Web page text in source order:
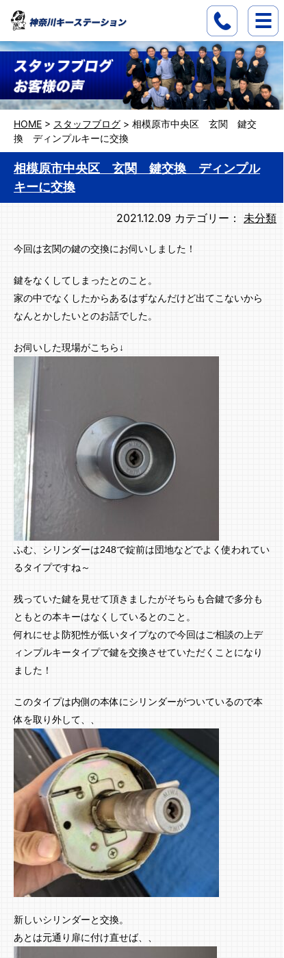
HOME > スタッフブログ > 相模原市中央区 玄関 鍵交
換 ディンプルキーに交換
相模原市中央区 玄関 鍵交換 ディンプル
キーに交換
2021.12.09 カテゴリー： 未分類
今回は玄関の鍵の交換にお伺いしました！
鍵をなくしてしまったとのこと。
家の中でなくしたからあるはずなんだけど出てこないから
なんとかしたいとのお話でした。
お伺いした現場がこちら↓
ふむ、シリンダーは248で錠前は団地などでよく使われてい
るタイプですね～
残っていた鍵を見せて頂きましたがそちらも合鍵で多分も
ともとの本キーはなくしているとのこと。
何れにせよ防犯性が低いタイプなので今回はご相談の上デ
ィンプルキータイプで鍵を交換させていただくことになり
ました！
このタイプは内側の本体にシリンダーがついているので本
体を取り外して、、
新しいシリンダーと交換。
あとは元通り扉に付け直せば、、